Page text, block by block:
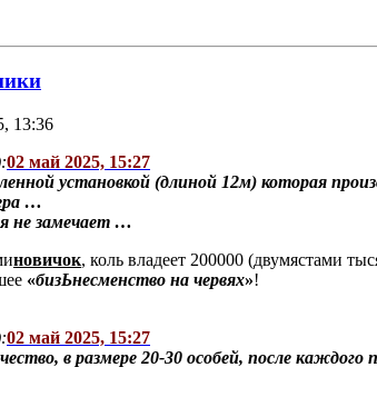
13:36
02 май 2025, 15:27
установкой (длиной 12м) которая
ра …
не замечает …
новичок, коль владеет 200000 (двумястами
«бизЬнесменство на червях»!
02 май 2025, 15:27
в размере 20-30 особей, после